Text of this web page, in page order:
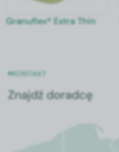
Granuflex® Extra Thin
KONTAKT
Znajdź doradcę